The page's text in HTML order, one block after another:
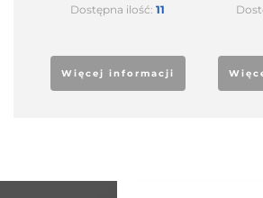
Dostępna ilość:11
Więcej informacji